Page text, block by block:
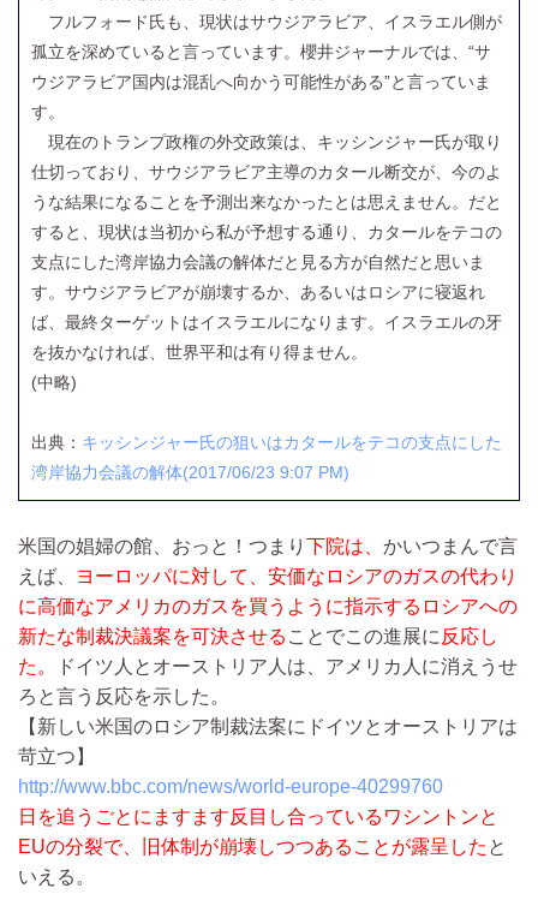
フルフォード氏も、現状はサウジアラビア、イスラエル側が
孤立を深めていると言っています。櫻井ジャーナルでは、“サ
ウジアラビア国内は混乱へ向かう可能性がある”と言っていま
す。
現在のトランプ政権の外交政策は、キッシンジャー氏が取り
仕切っており、サウジアラビア主導のカタール断交が、今のよ
うな結果になることを予測出来なかったとは思えません。だと
すると、現状は当初から私が予想する通り、カタールをテコの
支点にした湾岸協力会議の解体だと見る方が自然だと思いま
す。サウジアラビアが崩壊するか、あるいはロシアに寝返れ
ば、最終ターゲットはイスラエルになります。イスラエルの牙
を抜かなければ、世界平和は有り得ません。
(中略)
出典： キッシンジャー氏の狙いはカタールをテコの支点にした
湾岸協力会議の解体(2017/06/23 9:07 PM)
米国の娼婦の館、おっと！つまり 下院は、 かいつまんで言
えば、
ヨーロッパに対して、安価なロシアのガスの代わり
に高価なアメリカのガスを買うように指示するロシアへの
新たな制裁決議案を可決させる ことでこの進展に 反応し
た。
ドイツ人とオーストリア人は、アメリカ人に消えうせ
ろと言う反応を示した。
【新しい米国のロシア制裁法案にドイツとオーストリアは
苛立つ】
http://www.bbc.com/news/world-europe-40299760
日を追うごとにますます反目し合っているワシントンと
EUの分裂で、旧体制が崩壊しつつあることが露呈した と
いえる。